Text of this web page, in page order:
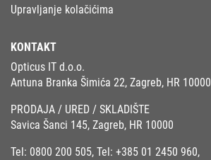
Upravljanje kolačićima
KONTAKT
Opticus IT d.o.o.
Antuna Branka Šimića 22, Zagreb, HR 10000
PRODAJA / URED / SKLADIŠTE
Savica Šanci 145, Zagreb, HR 10000
Tel: 0800 200 505, Tel: +385 01 2450 960,